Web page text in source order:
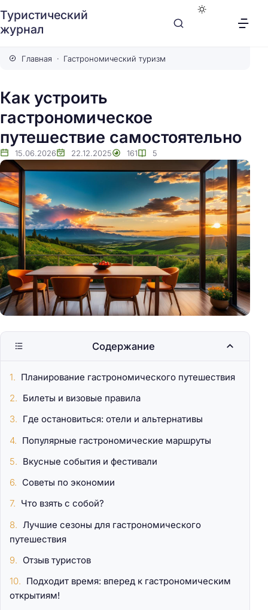
Туристический
журнал
Главная Гастрономический туризм
Как устроить
гастрономическое
путешествие самостоятельно
15.06.2026 22.12.2025 161 5
Содержание
Планирование гастрономического путешествия
Билеты и визовые правила
Где остановиться: отели и альтернативы
Популярные гастрономические маршруты
Вкусные события и фестивали
Советы по экономии
Что взять с собой?
Лучшие сезоны для гастрономического
путешествия
Отзыв туристов
Подходит время: вперед к гастрономическим
открытиям!